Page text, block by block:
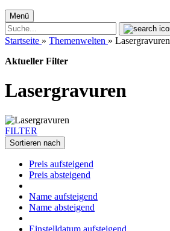
Menü
Startseite » Themenwelten » Lasergravuren
Aktueller Filter
Lasergravuren
FILTER
Sortieren nach
Preis aufsteigend
Preis absteigend
Name aufsteigend
Name absteigend
Einstelldatum aufsteigend